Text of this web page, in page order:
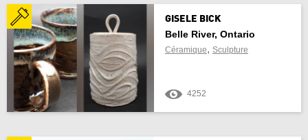
GISELE BICK
Belle River, Ontario
Céramique, Sculpture
4252